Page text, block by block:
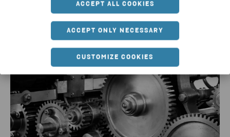
ACCEPT ALL COOKIES
ACCEPT ONLY NECESSARY
CUSTOMIZE COOKIES
Model Cyrkularny w ramach strategii 4F Change
POZNAJ SZCZEGÓŁY